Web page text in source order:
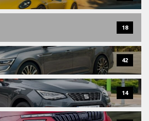
18
42
14